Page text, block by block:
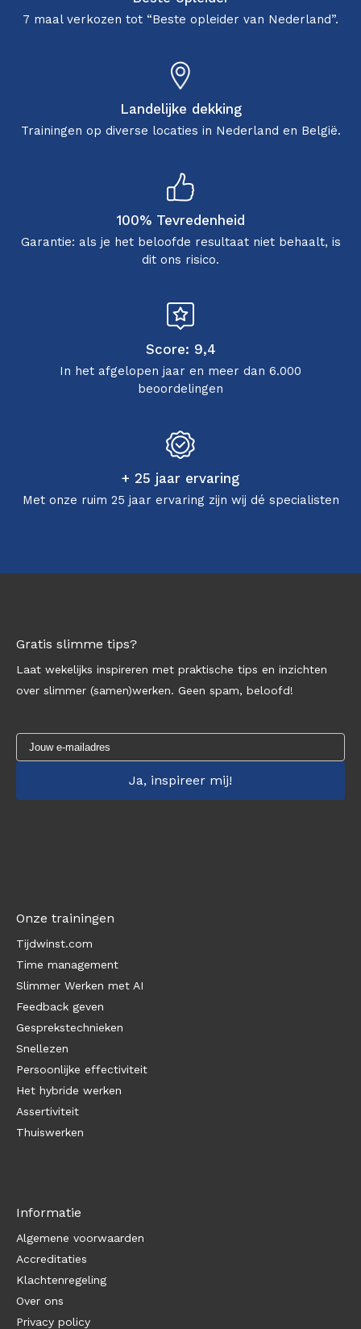
7 maal verkozen tot “Beste opleider van Nederland”.
Landelijke dekking
Trainingen op diverse locaties in Nederland en België.
100% Tevredenheid
Garantie: als je het beloofde resultaat niet behaalt, is
dit ons risico.
Score: 9,4
In het afgelopen jaar en meer dan 6.000
beoordelingen
+ 25 jaar ervaring
Met onze ruim 25 jaar ervaring zijn wij dé specialisten
Gratis slimme tips?
Laat wekelijks inspireren met praktische tips en inzichten
over slimmer (samen)werken. Geen spam, beloofd!
Onze trainingen
Tijdwinst.com
Time management
Slimmer Werken met AI
Feedback geven
Gesprekstechnieken
Snellezen
Persoonlijke effectiviteit
Het hybride werken
Assertiviteit
Thuiswerken
Informatie
Algemene voorwaarden
Accreditaties
Klachtenregeling
Over ons
Privacy policy